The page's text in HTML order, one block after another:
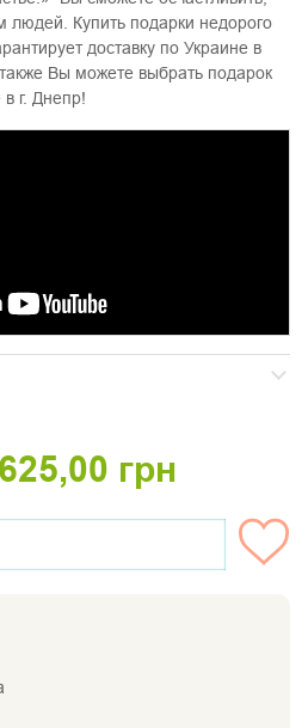
людей. Купить подарки недорого
доставку по Украине в
Вы можете выбрать подарок
г. Днепр!
625,00 грн